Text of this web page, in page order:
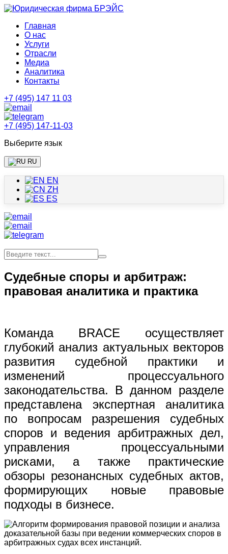
Главная
О нас
Услуги
Отрасли
Медиа
Аналитика
Контакты
+7 (495) 147 11 03
+7 (495) 147-11-03
Выберите язык
RU
EN
ZH
ES
Судебные споры и арбитраж:
правовая аналитика и практика
Команда BRACE осуществляет
глубокий анализ актуальных векторов
развития судебной практики и
изменений процессуального
законодательства. В данном разделе
представлена экспертная аналитика
по вопросам разрешения судебных
споров и ведения арбитражных дел,
управления процессуальными
рисками, а также практические
обзоры резонансных судебных актов,
формирующих новые правовые
подходы в бизнесе.